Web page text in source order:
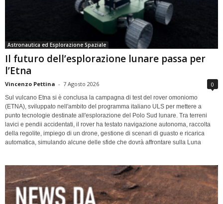
Astronautica ed Esplorazione Spaziale
Il futuro dell’esplorazione lunare passa per
l’Etna
Vincenzo Pettina - 7 Agosto 2026 0
Sul vulcano Etna si è conclusa la campagna di test del rover omoniomo
(ETNA), sviluppato nell'ambito del programma italiano ULS per mettere a
punto tecnologie destinate all'esplorazione del Polo Sud lunare. Tra terreni
lavici e pendii accidentati, il rover ha testato navigazione autonoma, raccolta
della regolite, impiego di un drone, gestione di scenari di guasto e ricarica
automatica, simulando alcune delle sfide che dovrà affrontare sulla Luna